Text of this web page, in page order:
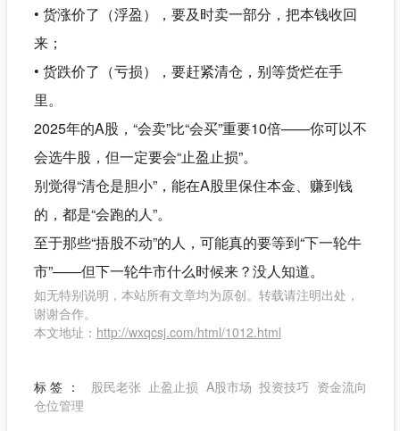
• 货涨价了（浮盈），要及时卖一部分，把本钱收回
来；
• 货跌价了（亏损），要赶紧清仓，别等货烂在手
里。
2025年的A股，“会卖”比“会买”重要10倍——你可以不
会选牛股，但一定要会“止盈止损”。
别觉得“清仓是胆小”，能在A股里保住本金、赚到钱
的，都是“会跑的人”。
至于那些“捂股不动”的人，可能真的要等到“下一轮牛
市”——但下一轮牛市什么时候来？没人知道。
如无特别说明，本站所有文章均为原创。转载请注明出处，
谢谢合作。
本文地址： http://wxqcsj.com/html/1012.html
标签： 股民老张 止盈止损 A股市场 投资技巧 资金流向
仓位管理